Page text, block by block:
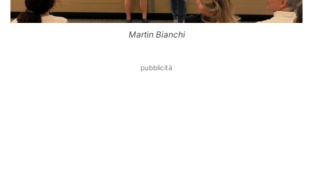
Martin Bianchi
pubblicità